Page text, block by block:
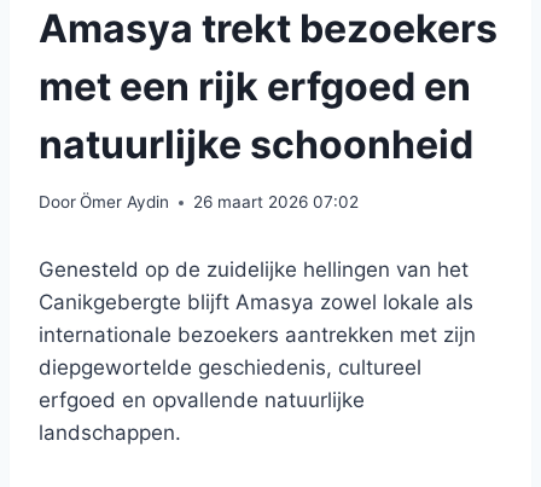
Amasya trekt bezoekers
met een rijk erfgoed en
natuurlijke schoonheid
DoorÖmer Aydin 26 maart 2026 07:02
Genesteld op de zuidelijke hellingen van het
Canikgebergte blijft Amasya zowel lokale als
internationale bezoekers aantrekken met zijn
diepgewortelde geschiedenis, cultureel
erfgoed en opvallende natuurlijke
landschappen.